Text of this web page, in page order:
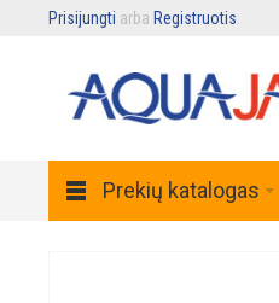
Prisijungti arba Registruotis
Prekių katalogas